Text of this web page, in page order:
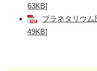
63KB]
プラネタリウム
49KB]